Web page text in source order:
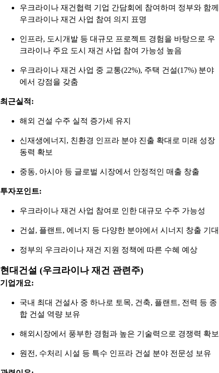
우크라이나 재건협력 기업 간담회에 참여하며 정부와 함께
우크라이나 재건 사업 참여 의지 표명
인프라, 도시개발 등 대규모 프로젝트 경험을 바탕으로 우
크라이나 주요 도시 재건 사업 참여 가능성 높음
우크라이나 재건 사업 중 교통(22%), 주택 건설(17%) 분야
에서 강점을 갖춤
최근실적:
해외 건설 수주 실적 증가세 유지
신재생에너지, 친환경 인프라 분야 진출 확대로 미래 성장
동력 확보
중동, 아시아 등 글로벌 시장에서 안정적인 매출 창출
투자포인트:
우크라이나 재건 사업 참여로 인한 대규모 수주 가능성
건설, 플랜트, 에너지 등 다양한 분야에서 시너지 창출 기대
정부의 우크라이나 재건 지원 정책에 따른 수혜 예상
현대건설 (우크라이나 재건 관련주)
기업개요:
국내 최대 건설사 중 하나로 토목, 건축, 플랜트, 전력 등 종
합 건설 역량 보유
해외시장에서 풍부한 경험과 높은 기술력으로 경쟁력 확보
원전, 수처리 시설 등 특수 인프라 건설 분야 전문성 보유